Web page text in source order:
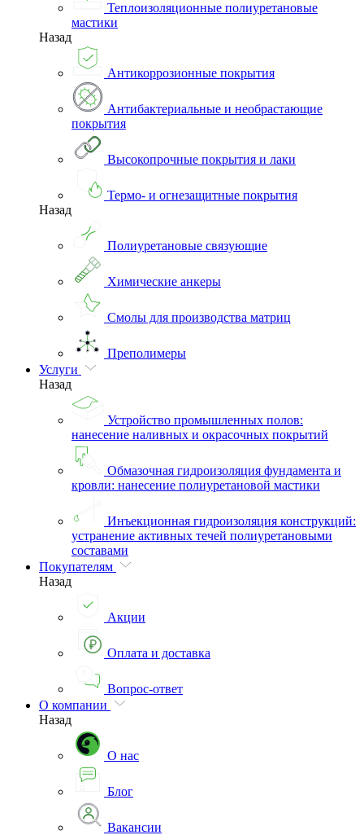
Теплоизоляционные полиуретановые
мастики
Назад
Антикоррозионные покрытия
Антибактериальные и необрастающие
покрытия
Высокопрочные покрытия и лаки
Термо- и огнезащитные покрытия
Назад
Полиуретановые связующие
Химические анкеры
Смолы для производства матриц
Преполимеры
Услуги
Назад
Устройство промышленных полов:
нанесение наливных и окрасочных покрытий
Обмазочная гидроизоляция фундамента и
кровли: нанесение полиуретановой мастики
Инъекционная гидроизоляция конструкций:
устранение активных течей полиуретановыми
составами
Покупателям
Назад
Акции
Оплата и доставка
Вопрос-ответ
О компании
Назад
О нас
Блог
Вакансии